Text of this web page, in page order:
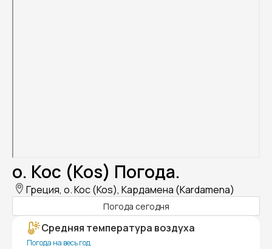
о. Кос (Kos) Погода.
Греция, о. Кос (Kos), Кардамена (Kardamena)
Погода сегодня
Средняя температура воздуха
Погода на весь год